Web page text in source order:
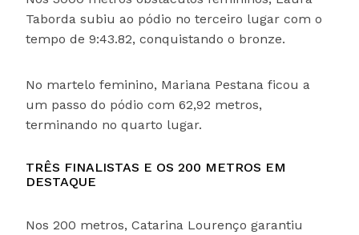
Taborda subiu ao pódio no terceiro lugar com o
tempo de 9:43.82, conquistando o bronze.
No martelo feminino, Mariana Pestana ficou a
um passo do pódio com 62,92 metros,
terminando no quarto lugar.
TRÊS FINALISTAS E OS 200 METROS EM
DESTAQUE
Nos 200 metros, Catarina Lourenço garantiu